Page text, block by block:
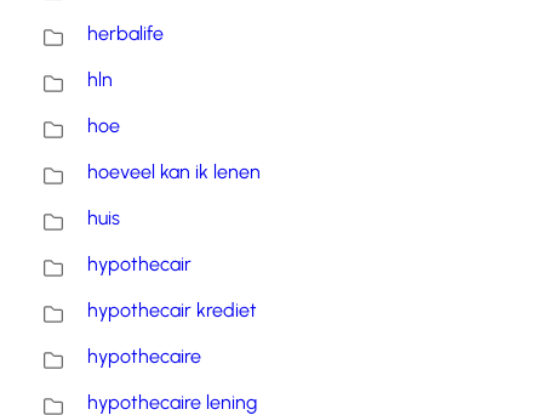
herbalife
hln
hoe
hoeveel kan ik lenen
huis
hypothecair
hypothecair krediet
hypothecaire
hypothecaire lening